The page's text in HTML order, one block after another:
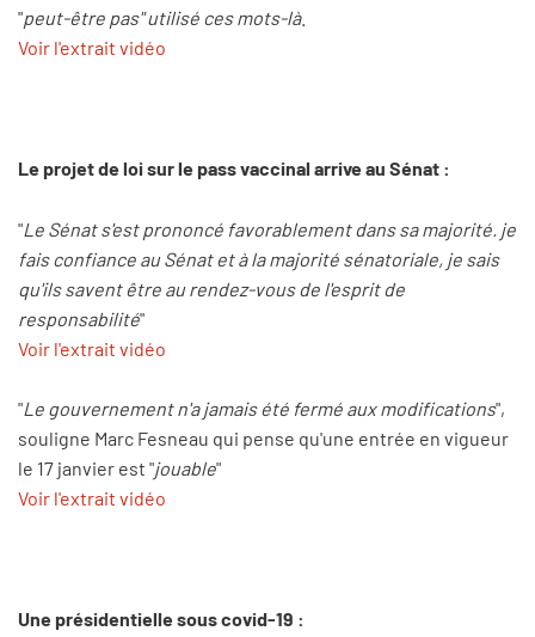
"peut-être pas" utilisé ces mots-là.
Voir l'extrait vidéo
Le projet de loi sur le pass vaccinal arrive au Sénat :
"Le Sénat s'est prononcé favorablement dans sa majorité. je
fais confiance au Sénat et à la majorité sénatoriale, je sais
qu'ils savent être au rendez-vous de l'esprit de
responsabilité"
Voir l'extrait vidéo
"Le gouvernement n'a jamais été fermé aux modifications",
souligne Marc Fesneau qui pense qu'une entrée en vigueur
le 17 janvier est "jouable"
Voir l'extrait vidéo
Une présidentielle sous covid-19 :